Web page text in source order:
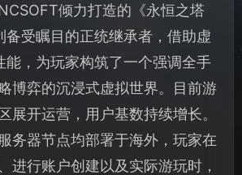
倾力打造的《永恒之塔
备受瞩目的正统继承者，借助虚
能，为玩家构筑了一个强调全手
博弈的沉浸式虚拟世界。目前游
展开运营，用户基数持续增长。
务器节点均部署于海外，玩家在
进行账户创建以及实际游玩时，